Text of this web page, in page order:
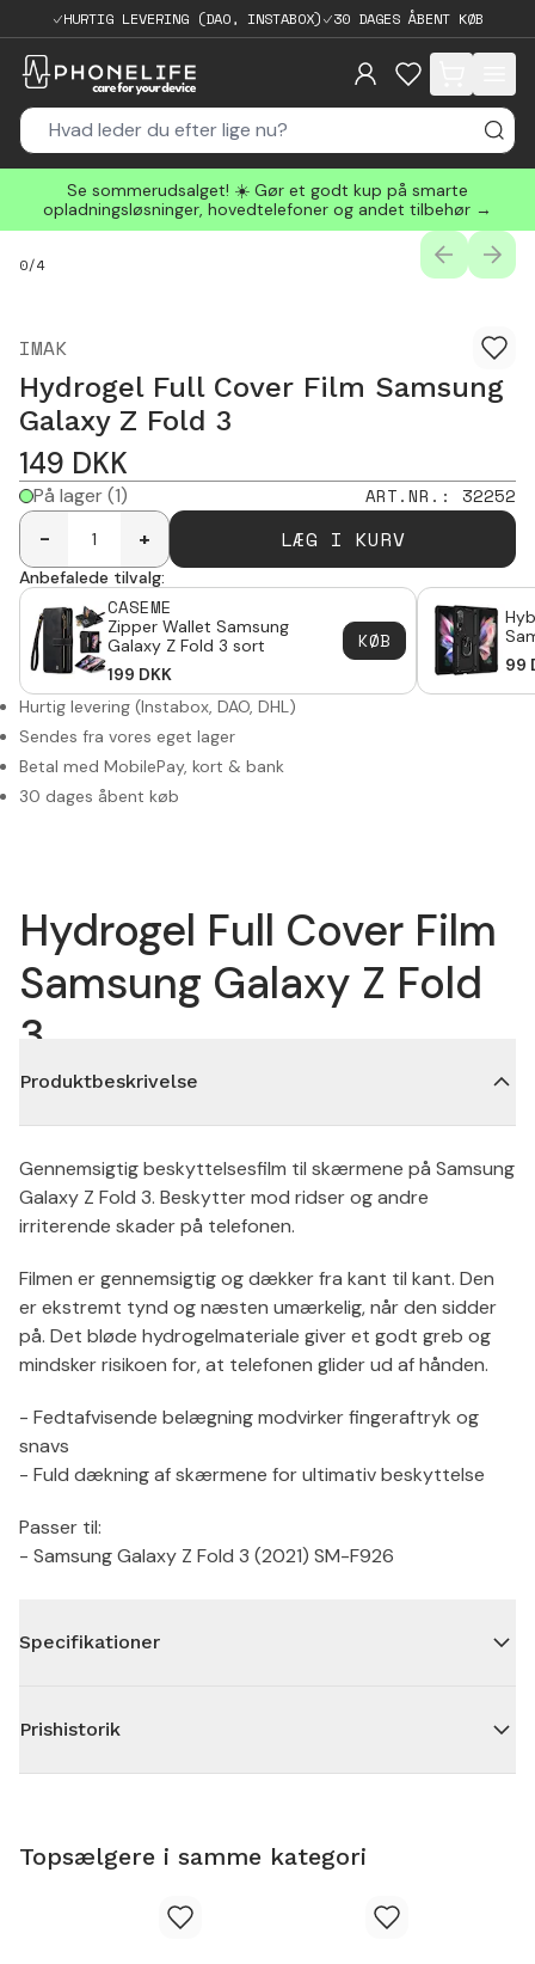
HURTIG LEVERING (DAO, INSTABOX) 30 DAGES ÅBENT KØB
items in cart,
Se sommerudsalget! ☀️ Gør et godt kup på smarte
opladningsløsninger, hovedtelefoner og andet tilbehør →
0/4
IMAK
Hydrogel Full Cover Film Samsung
Galaxy Z Fold 3
149 DKK
På lager(1) ART.NR. : 32252
-
+ LÆG I KURV
Anbefalede tilvalg:
CASEME
Zipper Wallet Samsung
Galaxy Z Fold 3 sort
199 DKK
KØB
99
Hurtig levering (Instabox, DAO, DHL)
Sendes fra vores eget lager
Betal med MobilePay, kort & bank
30 dages åbent køb
Hydrogel Full Cover Film
Samsung Galaxy Z Fold
3
Produktbeskrivelse
Gennemsigtig beskyttelsesfilm til skærmene på Samsung
Galaxy Z Fold 3. Beskytter mod ridser og andre
irriterende skader på telefonen.
Filmen er gennemsigtig og dækker fra kant til kant. Den
er ekstremt tynd og næsten umærkelig, når den sidder
på. Det bløde hydrogelmateriale giver et godt greb og
mindsker risikoen for, at telefonen glider ud af hånden.
- Fedtafvisende belægning modvirker fingeraftryk og
snavs
- Fuld dækning af skærmene for ultimativ beskyttelse
Passer til:
- Samsung Galaxy Z Fold 3 (2021) SM-F926
Specifikationer
Prishistorik
Topsælgere i samme kategori